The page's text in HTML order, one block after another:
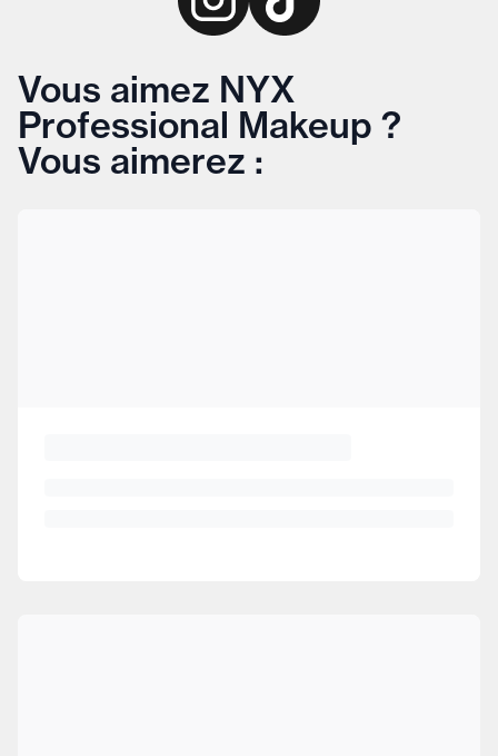
Vous aimez NYX
Professional Makeup ?
Vous aimerez :